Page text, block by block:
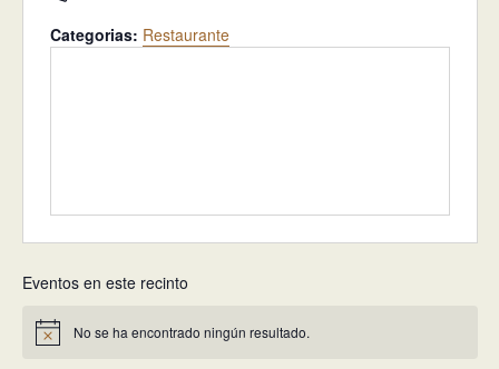
Categorias: Restaurante
Eventos en este recinto
Aviso No se ha encontrado ningún resultado.